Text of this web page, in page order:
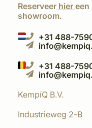
Reserveer hier een
showroom.
+31 488-
+31 488-
KempíQ B.V.
Industrieweg 2-B